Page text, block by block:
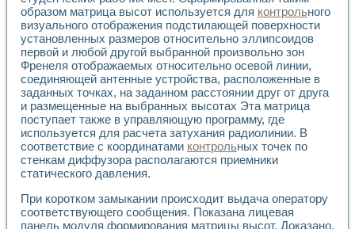
Опыт разработки LabVIEW лабораторных практикумов
Проблемы повышения качества образования и
Развитие LabVIEW лабораторного практикума по
Разработка виртуальной лаборатории по электротехнике
Усовершенствованные алгоритмы частотного анализа
Об опыте работы учебного центра «Технологии
Технологии NI в магистерской программе «Прикладная
Система диагностики двигателей постоянного тока
Автоматизированный стенд формирования
Лабораторный практикум по курсу ИИС на базе
Партнеры
Академические и отраслевые институты
Бизнес
Контакты
образом матрица высот используется для контрольного
визуального отображения подстилающей поверхности
установленных размеров относительно эллипсоидов
первой и любой другой выбранной произвольно зон
Френеля отображаемых относительно осевой линии,
соединяющей антенные устройства, расположенные в
заданных точках, на заданном расстоянии друг от друга
и размещенные на выбранных высотах Эта матрица
поступает также в управляющую программу, где
используется для расчета затухания радиолинии. В
соответствие с координатами контрольных точек по
стенкам диффузора располагаются приемники
статического давления.
При коротком замыкании происходит выдача оператору
соответствующего сообщения. Показана лицевая
панель модуля формирования матрицы высот. Доказано,